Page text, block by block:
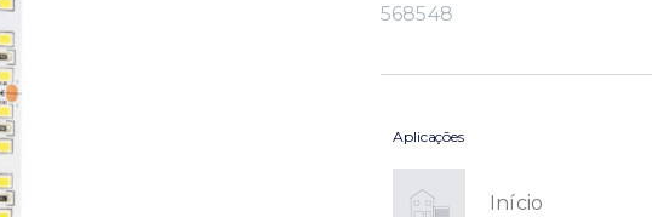
568548
Aplicações
Início